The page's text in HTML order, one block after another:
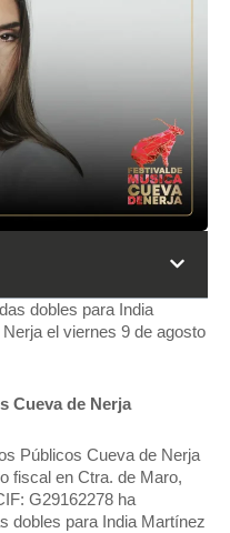
dobles para India
el viernes 9 de agosto
Cueva de Nerja
Públicos Cueva de Nerja
fiscal en Ctra. de Maro,
G29162278 ha
dobles para India Martínez